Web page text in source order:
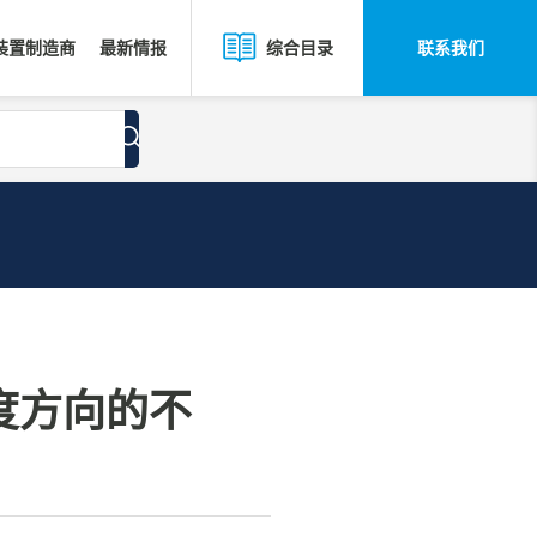
置制造商 最新情报 综合目录 联系我们
方向的不